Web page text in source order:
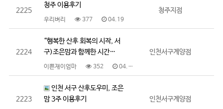
2225
청주 이용후기
우리벼리 377 04.19
청주지점
2224
“행복한 산후 회복의 시작, 서
구)조은맘과 함께한 시간…
이쁜재이엄마 352 04.17
인천서구계양점
2223
인천 서구 산후도우미, 조은
맘 3주 이용후기
인천서구계양점